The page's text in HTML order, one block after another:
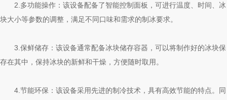
2.多功能操作：该设备配备了智能控制面板，可进行温度、时间、冰
块大小等参数的调整，满足不同口味和需求的制冰要求。
3.保鲜储存：该设备通常配备冰块储存容器，可以将制作好的冰块保
存在其中，保持冰块的新鲜和干燥，方便随时取用。
4.节能环保：该设备采用先进的制冷技术，具有高效节能的特点。同